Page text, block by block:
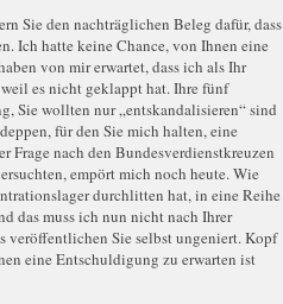
Sie den nachträglichen Beleg dafür, dass
Ich hatte keine Chance, von Ihnen eine
von mir erwartet, dass ich als Ihr
es nicht geklappt hat. Ihre fünf
Sie wollten nur „entskandalisieren“ sind
für den Sie mich halten, eine
nach den Bundesverdienstkreuzen
empört mich noch heute. Wie
durchlitten hat, in eine Reihe
das muss ich nun nicht nach Ihrer
veröffentlichen Sie selbst ungeniert. Kopf
eine Entschuldigung zu erwarten ist